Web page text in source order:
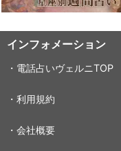
インフォメーション
・電話占いヴェルニTOP
・利用規約
・会社概要